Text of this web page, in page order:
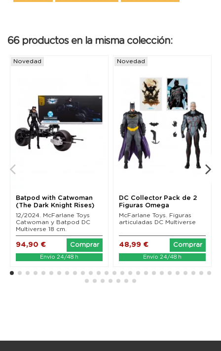
66 productos en la misma colección:
Novedad
Batpod with Catwoman
(The Dark Knight Rises)
Mcfarlane Toys
12/2024. McFarlane Toys
Catwoman y Batpod DC
Multiverse 18 cm.
94,90 € Comprar
Envío 24/48 h
Novedad
DC Collector Pack de 2
Figuras Omega
(Unmasked) & Batman...
McFarlane Toys. Figuras
articuladas DC Multiverse
48,99 € Comprar
Envío 24/48 h